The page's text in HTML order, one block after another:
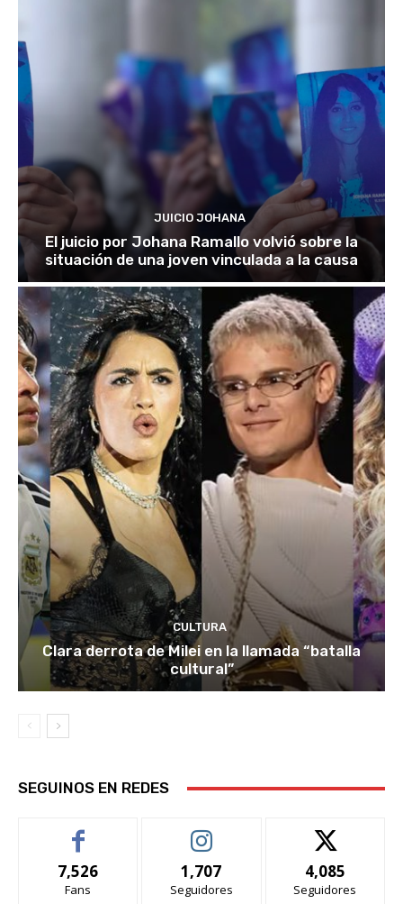
JUICIO JOHANA
El juicio por Johana Ramallo volvió sobre la
situación de una joven vinculada a la causa
CULTURA
Clara derrota de Milei en la llamada “batalla
cultural”
SEGUINOS EN REDES
7,526
Fans
1,707
Seguidores
4,085
Seguidores